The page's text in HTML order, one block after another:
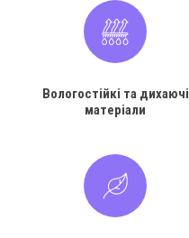
Вологостійкі та дихаючі
матеріали